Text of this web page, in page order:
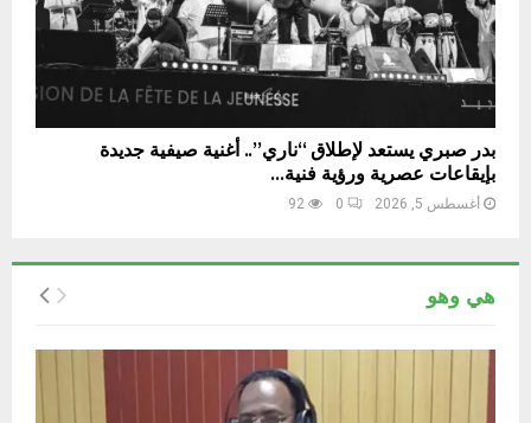
بدر صبري يستعد لإطلاق “ناري”.. أغنية صيفية جديدة
بإيقاعات عصرية ورؤية فنية...
أغسطس 5, 2026 0
92
هي وهو